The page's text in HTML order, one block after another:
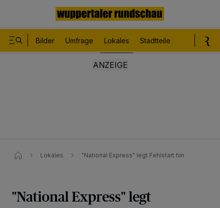
Bilder Umfrage Lokales Stadtteile
Lokales "National Express" legt Fehlstart hin
"National Express" legt